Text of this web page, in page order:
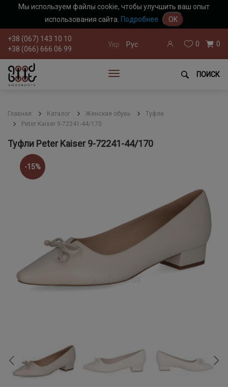
Мы используем файлы cookie, чтобы улучшить ваш опыт
использования сайта. Подробнее OK
+38 (067) 143 10 10
+38 (066) 666 06 99
Укр Рус 0 0
ПОИСК
Главная Каталог Женская обувь
Туфли
Peter Kaiser 9-72241-44/170
Туфли Peter Kaiser 9-72241-44/170
-15%